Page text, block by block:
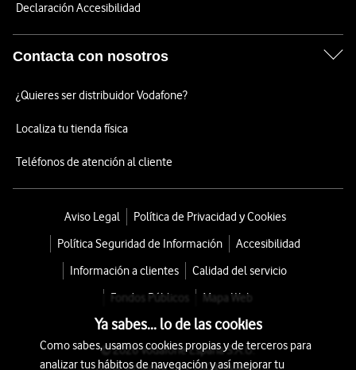
Declaración Accesibilidad
Contacta con nosotros
¿Quieres ser distribuidor Vodafone?
Localiza tu tienda física
Teléfonos de atención al cliente
Aviso Legal
Política de Privacidad y Cookies
Política Seguridad de Información
Accesibilidad
Información a clientes
Calidad del servicio
Fondos Públicos
Mapa Web
© 2026 Vodafone España S.A.U.
Ya sabes... lo de las cookies
Como sabes, usamos cookies propias y de terceros para
analizar tus hábitos de navegación y así mejorar tu